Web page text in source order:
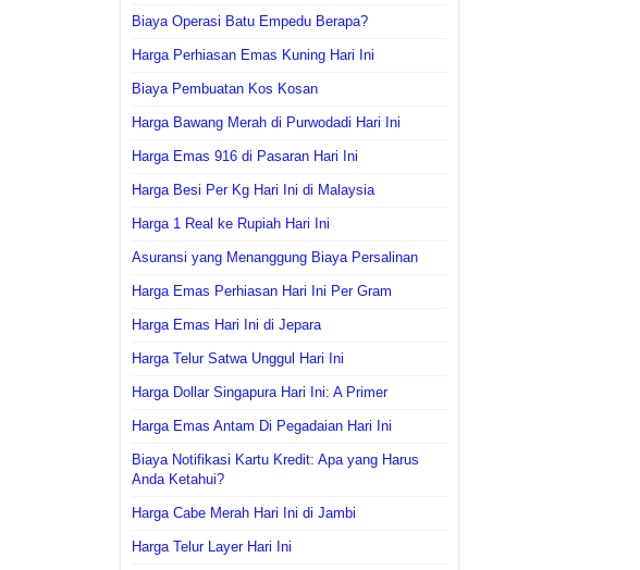
Biaya Operasi Batu Empedu Berapa?
Harga Perhiasan Emas Kuning Hari Ini
Biaya Pembuatan Kos Kosan
Harga Bawang Merah di Purwodadi Hari Ini
Harga Emas 916 di Pasaran Hari Ini
Harga Besi Per Kg Hari Ini di Malaysia
Harga 1 Real ke Rupiah Hari Ini
Asuransi yang Menanggung Biaya Persalinan
Harga Emas Perhiasan Hari Ini Per Gram
Harga Emas Hari Ini di Jepara
Harga Telur Satwa Unggul Hari Ini
Harga Dollar Singapura Hari Ini: A Primer
Harga Emas Antam Di Pegadaian Hari Ini
Biaya Notifikasi Kartu Kredit: Apa yang Harus
Anda Ketahui?
Harga Cabe Merah Hari Ini di Jambi
Harga Telur Layer Hari Ini